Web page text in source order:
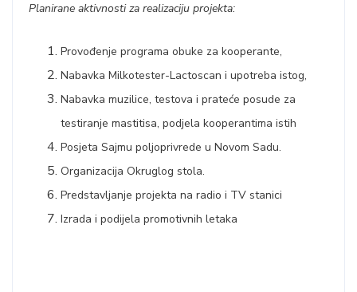
Planirane aktivnosti za realizaciju projekta:
Provođenje programa obuke za kooperante,
Nabavka Milkotester-Lactoscan i upotreba istog,
Nabavka muzilice, testova i prateće posude za
testiranje mastitisa, podjela kooperantima istih
Posjeta Sajmu poljoprivrede u Novom Sadu.
Organizacija Okruglog stola.
Predstavljanje projekta na radio i TV stanici
Izrada i podijela promotivnih letaka